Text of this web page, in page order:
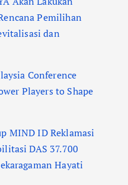
Pemilihan
dan
Conference
Players to Shape
MIND ID Reklamasi
DAS 37.700
Hayati